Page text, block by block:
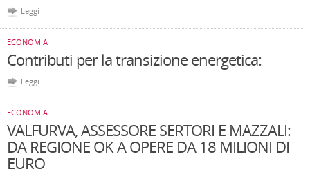
Leggi
ECONOMIA
Contributi per la transizione energetica:
Leggi
ECONOMIA
VALFURVA, ASSESSORE SERTORI E MAZZALI:
DA REGIONE OK A OPERE DA 18 MILIONI DI
EURO